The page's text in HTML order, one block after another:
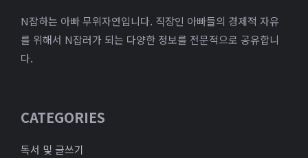
N잡하는 아빠 무위자연입니다. 직장인 아빠들의 경제적 자유
를 위해서 N잡러가 되는 다양한 정보를 전문적으로 공유합니
다.
CATEGORIES
독서 및 글쓰기